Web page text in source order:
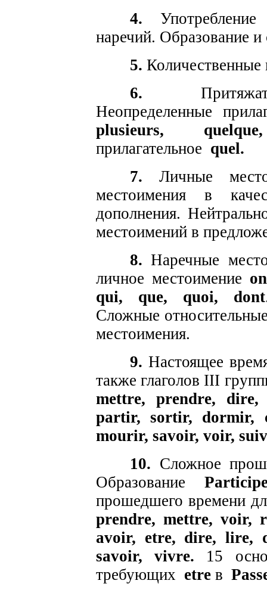
4.
наречий. Образование и
5. Количественные
6.
Неопределенные
plusieurs,
прилагательное quel.
7. Личные
местоимения в
дополнения.
местоимений в
8. Наречные
личное местоимение on
qui, que, quoi, dont
Сложные
местоимения.
9. Настоящее
также глаголов III
mettre, prendre,
partir, sortir, dormir,
mourir, savoir, voir,
10. Сложное
Образование
прошедшего времени
prendre, mettre, voir,
avoir, etre, dire, lire,
savoir, vivre. 15
требующих etre в